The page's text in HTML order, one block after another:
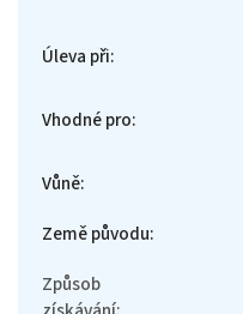
Úleva při:
Vhodné pro:
Vůně:
Země původu:
Způsob